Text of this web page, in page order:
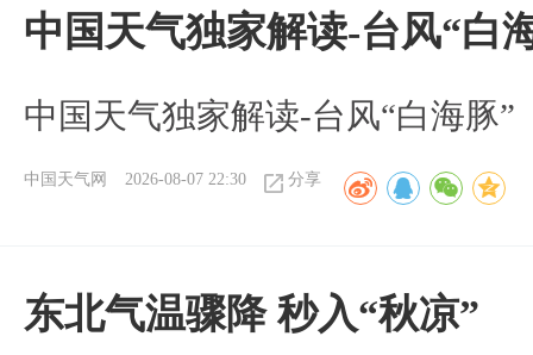
中国天气独家解读-台风“白
中国天气独家解读-台风“白海豚”
中国天气网 2026-08-07 22:30 分享
东北气温骤降 秒入“秋凉”